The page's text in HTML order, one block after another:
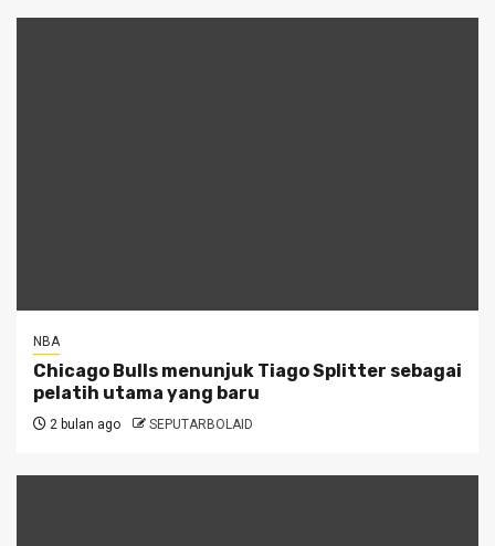
NBA
Chicago Bulls menunjuk Tiago Splitter sebagai
pelatih utama yang baru
2 bulan ago SEPUTARBOLAID